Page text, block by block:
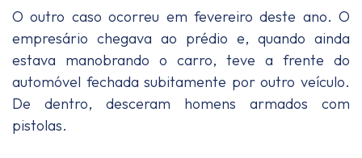
O outro caso ocorreu em fevereiro deste ano. O
empresário chegava ao prédio e, quando ainda
estava manobrando o carro, teve a frente do
automóvel fechada subitamente por outro veículo.
De dentro, desceram homens armados com
pistolas.